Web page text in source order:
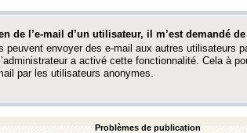
de l’e-mail d’un utilisateur, il m’est demandé
envoyer des e-mail aux autres utilisateurs
a activé cette fonctionnalité. Cela à
par les utilisateurs anonymes.
Problèmes de publication